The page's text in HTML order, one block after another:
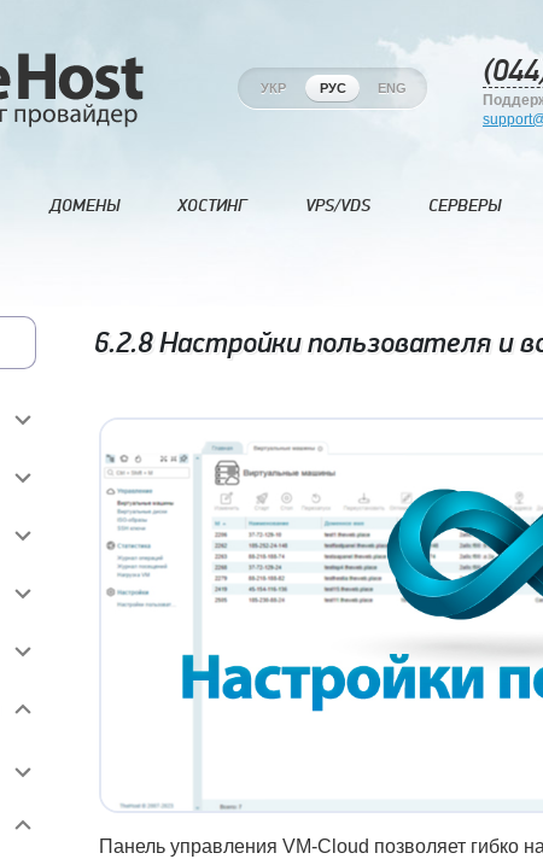
УКР РУС ENG
ДОМЕНЫ ХОСТИНГ VPS/VDS СЕРВЕРЫ
6.2.8Настройки пользователя и
Панель управления VM-Cloud позволяет гибко